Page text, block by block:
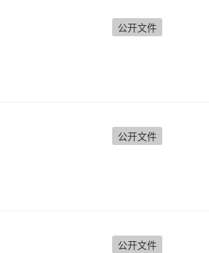
公开文件
公开文件
公开文件